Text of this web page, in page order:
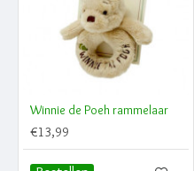
Winnie de Poeh rammelaar
€13,99